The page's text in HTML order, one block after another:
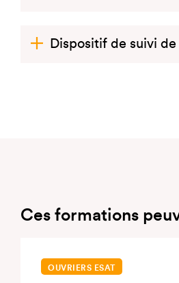
Dispositif de suivi de
Ces formations
OUVRIERS ESAT